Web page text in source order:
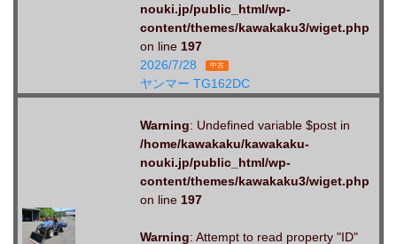
nouki.jp/public_html/wp-
content/themes/kawakaku3/wiget.php
on line 197
2026/7/28
中古
ヤンマー TG162DC
Warning: Undefined variable $post in
/home/kawakaku/kawakaku-
nouki.jp/public_html/wp-
content/themes/kawakaku3/wiget.php
on line 197
Warning: Attempt to read property "ID"